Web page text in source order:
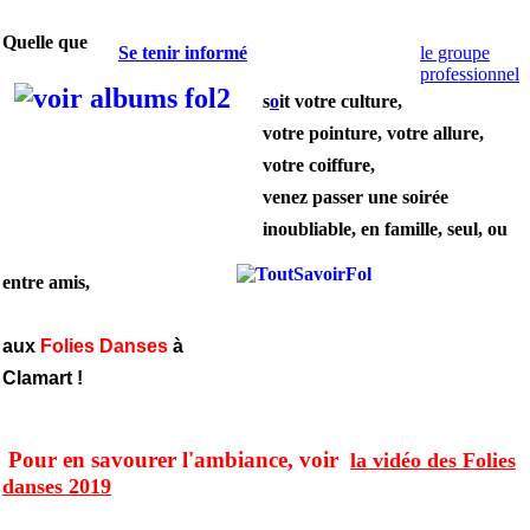
le groupe
professionnel
Se tenir informé
Quelle que
soit votre culture,
votre pointure, votre allure,
votre coiffure,
venez passer une soirée
inoubliable, en famille, seul, ou
entre amis,
aux Folies Danses à
Clamart !
Pour en savourer l'ambiance, voir la vidéo des Folies
danses 2019